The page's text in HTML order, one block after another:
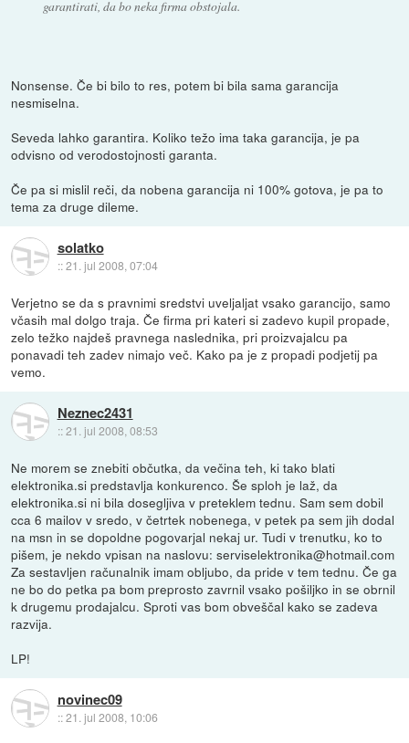
garantirati, da bo neka firma obstojala.
Nonsense. Če bi bilo to res, potem bi bila sama garancija
nesmiselna.
Seveda lahko garantira. Koliko težo ima taka garancija, je pa
odvisno od verodostojnosti garanta.
Če pa si mislil reči, da nobena garancija ni 100% gotova, je pa to
tema za druge dileme.
solatko
::21. jul 2008, 07:04
Verjetno se da s pravnimi sredstvi uveljaljat vsako garancijo, samo
včasih mal dolgo traja. Če firma pri kateri si zadevo kupil propade,
zelo težko najdeš pravnega naslednika, pri proizvajalcu pa
ponavadi teh zadev nimajo več. Kako pa je z propadi podjetij pa
vemo.
Neznec2431
::21. jul 2008, 08:53
Ne morem se znebiti občutka, da večina teh, ki tako blati
elektronika.si predstavlja konkurenco. Še sploh je laž, da
elektronika.si ni bila dosegljiva v preteklem tednu. Sam sem dobil
cca 6 mailov v sredo, v četrtek nobenega, v petek pa sem jih dodal
na msn in se dopoldne pogovarjal nekaj ur. Tudi v trenutku, ko to
pišem, je nekdo vpisan na naslovu: serviselektronika@hotmail.com
Za sestavljen računalnik imam obljubo, da pride v tem tednu. Če ga
ne bo do petka pa bom preprosto zavrnil vsako pošiljko in se obrnil
k drugemu prodajalcu. Sproti vas bom obveščal kako se zadeva
razvija.
LP!
novinec09
::21. jul 2008, 10:06